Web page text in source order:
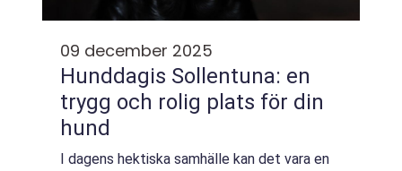
09 december 2025
Hunddagis Sollentuna: en
trygg och rolig plats för din
hund
I dagens hektiska samhälle kan det vara en